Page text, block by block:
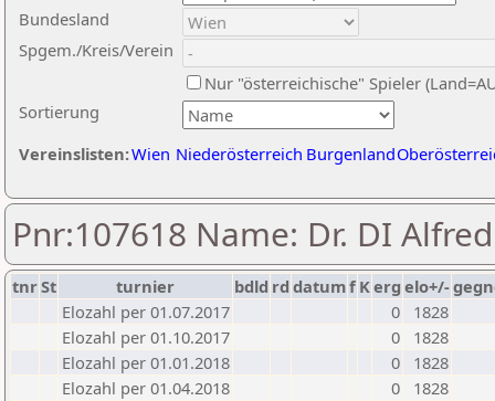
Sortierung
Bundesland
Spgem./Kreis/Verein
Nur "österreichische" Spieler
Vereinslisten:Wien Niederösterreich Burgenland
Pnr:107618 Name: Dr. DI
tnrSt turnier bdld rd datumf Kerg elo+/-
Elozahl per 01.07.2017
0
1828
Elozahl per 01.10.2017
0
1828
Elozahl per 01.01.2018
0
1828
Elozahl per 01.04.2018
0
1828